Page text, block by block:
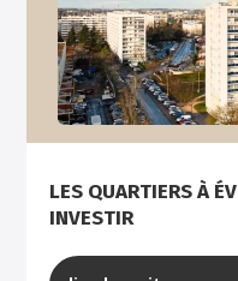
LES QUARTIERS À
INVESTIR